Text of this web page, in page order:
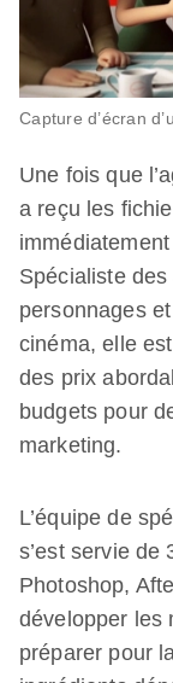
Capture d’écran
Une fois que
a reçu les
Spécialiste
personnages
cinéma, elle
des prix
budgets pour
marketing.
L’équipe de
s’est servie de
Photoshop,
développer les
préparer pour